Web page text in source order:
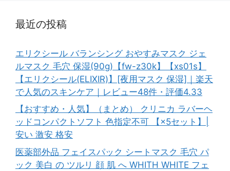
最近の投稿
エリクシール バランシング おやすみマスク ジェ
ルマスク 毛穴 保湿(90g)【fw-z30k】【xs01s】
【エリクシール(ELIXIR)】[夜用マスク 保湿]｜楽天
で人気のスキンケア｜レビュー48件・評価4.33
【おすすめ・人気】（まとめ） クリニカ ラバーヘ
ッドコンパクトソフト 色指定不可 【×5セット】|
安い 激安 格安
医薬部外品 フェイスパック シートマスク 毛穴 パ
ック 美白 の ツルリ 顔 肌 へ WHITH WHITE フェ